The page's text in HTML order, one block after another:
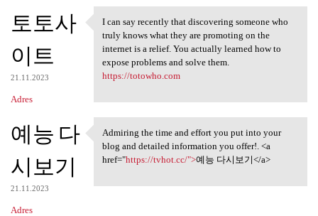
토토사
이트
21.11.2023
Adres
I can say recently that
I can say recently that discovering someone who
truly knows what they are promoting on the
internet is a relief. You actually learned how to
expose problems and solve them.
https://totowho.com
예능 다
시보기
21.11.2023
Adres
Admiring the time and effort
Admiring the time and effort you put into your
blog and detailed information you offer!. <a
href="https://tvhot.cc/">예능 다시보기</a>